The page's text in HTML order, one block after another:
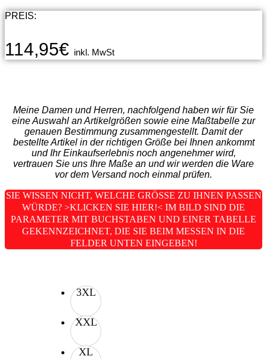
PREIS:
114,95€ inkl. MwSt
Meine Damen und Herren, nachfolgend haben wir für Sie
eine Auswahl an Artikelgrößen sowie eine Maßtabelle zur
genauen Bestimmung zusammengestellt. Damit der
bestellte Artikel in der richtigen Größe bei Ihnen ankommt
und Ihr Einkaufserlebnis noch angenehmer wird,
vertrauen Sie uns Ihre Maße an und wir werden die Ware
vor dem Versand noch einmal prüfen.
SIE WISSEN NICHT, WELCHE GRÖSSE ZU IHNEN PASSEN W
ÜRDE? >KLICKEN SIE HIER!< IM BILD SIND DIE P
ARAMETER MIT BUCHSTABEN UND EINER TABELLE G
EKENNZEICHNET, DIE SIE BEIM MESSEN IN DIE F
ELDER UNTEN EINGEBEN!
3XL
XXL
XL